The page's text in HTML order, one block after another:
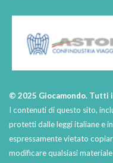
© 2025 Giocamondo.
I contenuti di questo sito,
protetti dalle leggi italiane e
espressamente vietato
modificare qualsiasi